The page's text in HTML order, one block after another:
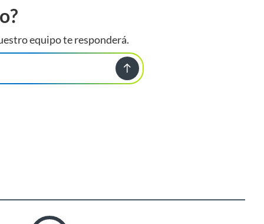
equipo te responderá.